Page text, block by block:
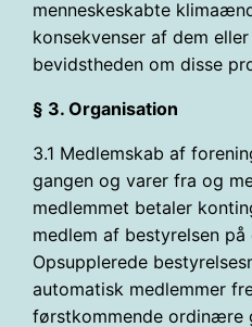
menneskeskabte
konsekvenser af dem
bevidstheden om disse
§ 3. Organisation
3.1 Medlemskab af
gangen og varer fra og
medlemmet betaler
medlem af bestyrelsen
Opsupplerede
automatisk medlemmer
førstkommende ordinære